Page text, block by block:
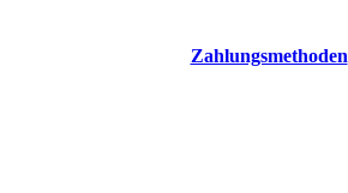
Zahlungsmethoden